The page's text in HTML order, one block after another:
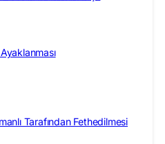
Tarafından Fethedilmesi